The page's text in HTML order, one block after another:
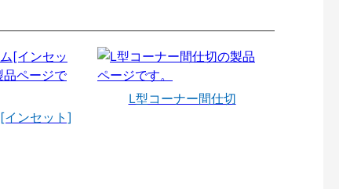
インセット]
L型コーナー間仕切